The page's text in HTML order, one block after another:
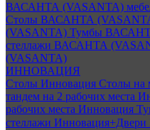
ВАСАНТА (VASANTA)
Столы ВАСАНТА
(VASANTA) Тумбы
стеллажи ВАСАНТА
(VASANTA)
ИННОВАЦИЯ
Столы Инновация Столы на
тандем на 2 рабочих места
рабочих места Инновация
стеллажи Инновация+Двери